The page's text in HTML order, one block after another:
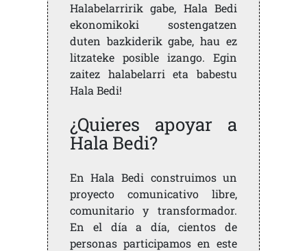
Halabelarririk gabe, Hala Bedi
ekonomikoki sostengatzen
duten bazkiderik gabe, hau ez
litzateke posible izango. Egin
zaitez halabelarri eta babestu
Hala Bedi!
¿Quieres apoyar a
Hala Bedi?
En Hala Bedi construimos un
proyecto comunicativo libre,
comunitario y transformador.
En el día a día, cientos de
personas participamos en este